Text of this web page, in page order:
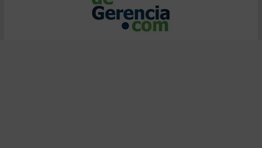
Mercado hispano de EE. UU.: cómo segmentarlo y venderle